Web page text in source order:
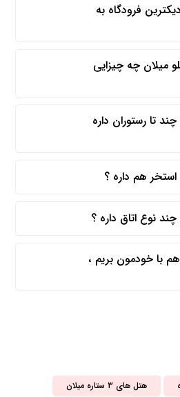
فرودگاه به
میلان چه چیزایی
تا رستوران داره
استخر هم داره ؟
نوع اتاق داره ؟
با خودمون بریم ،
هتل های 3 ستاره میلان